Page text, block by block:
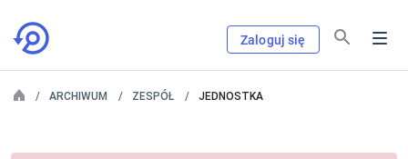
Zaloguj się
ARCHIWUM ZESPÓŁ JEDNOSTKA